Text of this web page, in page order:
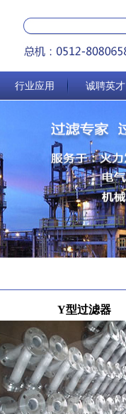
行业应用 诚聘英才
Y型过滤器